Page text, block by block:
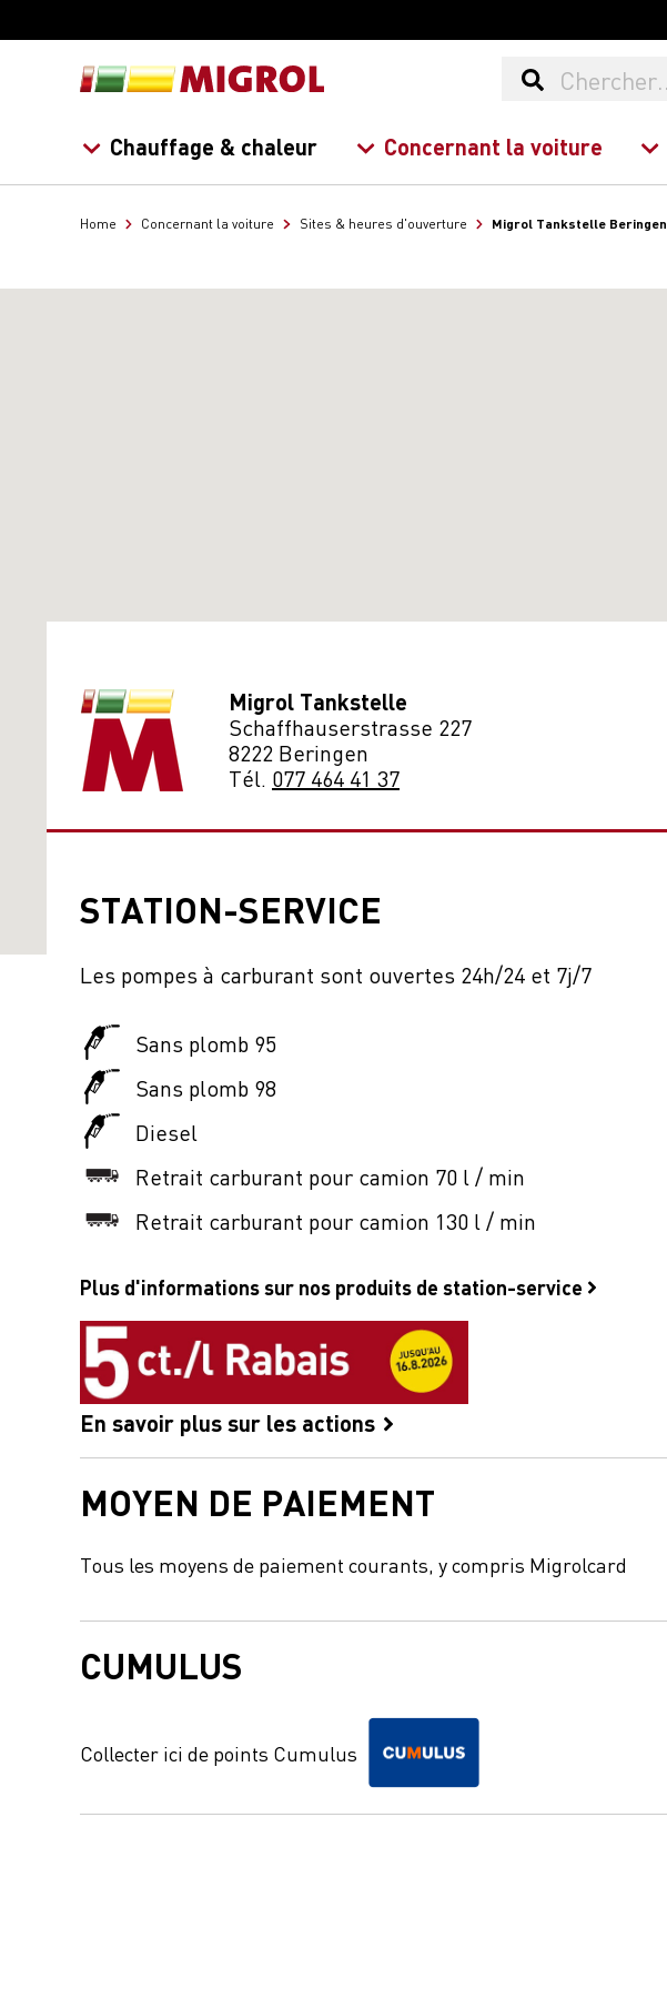
Chauffage & chaleur Concernant la voiture
Home Concernant la voiture Sites & heures d'ouverture Migrol Tankstelle Beringen
Migrol Tankstelle
Schaffhauserstrasse 227
8222 Beringen
Tél. 077 464 41 37
STATION-SERVICE
Les pompes à carburant sont ouvertes 24h/24 et 7j/7
Sans plomb 95
Sans plomb 98
Diesel
Retrait carburant pour camion 70 l / min
Retrait carburant pour camion 130 l / min
Plus d'informations sur nos produits de station-service
En savoir plus sur les actions
MOYEN DE PAIEMENT
Tous les moyens de paiement courants, y compris Migrolcard
CUMULUS
Collecter ici de points Cumulus